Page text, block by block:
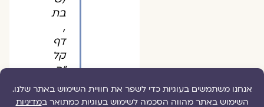
בת
,
דף
קל
"ה,
ע"
א)